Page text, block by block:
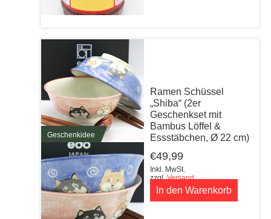
Geschenkidee
Ramen Schüssel
„Shiba“ (2er
Geschenkset mit
Bambus Löffel &
Essstäbchen, Ø 22 cm)
€49,99
Inkl. MwSt.
zzgl.Versand
In den Warenkorb